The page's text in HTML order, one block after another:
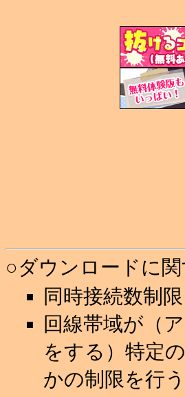
○ダウンロードに
同時接続数制
回線帯域が（
をする）特定
かの制限を行